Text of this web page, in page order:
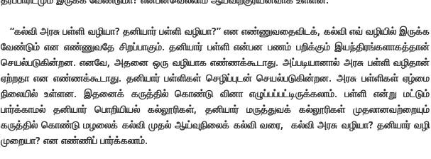
“கல்வி அரசு பள்ளி வழியா? தனியார் பள்ளி வழியா?” என எண்ணுவதைவிடக், கல்வி எவ் வழியில் இருக்க
வேண்டும் என எண்ணுவதே சிறப்பாகும். தனியார் பள்ளி என்பன பணம் பறிக்கும் இயந்திரங்களாகத்தான்
செயல்படுகின்றன. எனவே,அதனை ஒரு வழியாக எண்ணக்கூடாது. அப்படியானால் அரசு பள்ளி வழிதான்
ஏற்றதா என எண்ணக்கூடாது. தனியார் பள்ளிகள் செழிப்புடன் செயல்படுகின்றன. அரசு பள்ளிகள் ஏழ்மை
நிலையில் உள்ளன. இதனைக் கருத்தில் கொண்டு வினா எழுப்பப்பட்டிருக்கலாம். பள்ளி என்று மட்டும்
பார்க்காமல் தனியார் பொறியியல் கல்லூரிகள், தனியார் மருத்துவக் கல்லூரிகள் முதலானவற்றையும்
கருத்தில் கொண்டு மழலைக் கல்வி முதல் ஆய்வுநிலைக் கல்வி வரை, கல்வி அரசு வழியா?தனியார் வழி
முறையா? என எண்ணிப் பார்க்கலாம்.